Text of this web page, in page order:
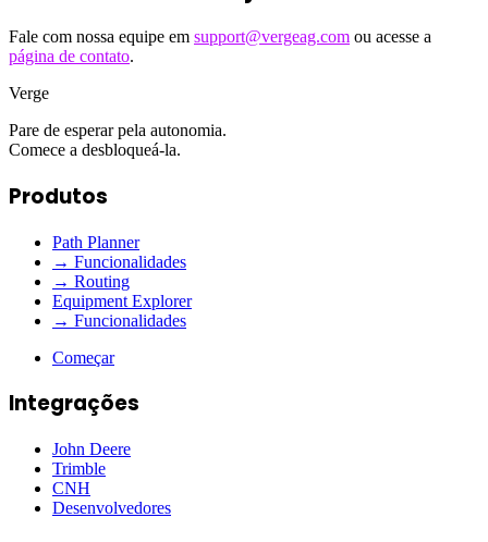
Fale com nossa equipe em support@vergeag.com ou acesse a
página de contato.
Verge
Pare de esperar pela autonomia.
Comece a desbloqueá-la.
Produtos
Path Planner
→ Funcionalidades
→ Routing
Equipment Explorer
→ Funcionalidades
Começar
Integrações
John Deere
Trimble
CNH
Desenvolvedores